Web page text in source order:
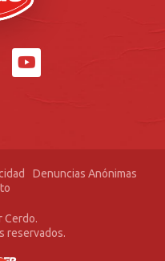
Cerdo.
reservados.
Denuncias Anónimas